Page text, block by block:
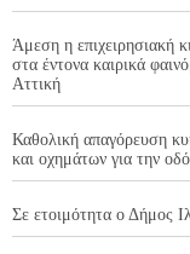
Άμεση η επιχειρησιακή
στα έντονα καιρικά
Αττική
Καθολική απαγόρευση
και οχημάτων για την
Σε ετοιμότητα ο Δήμος